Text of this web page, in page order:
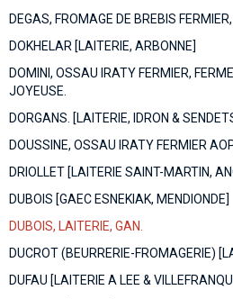
DEGAS, FROMAGE DE BREBIS
DOKHELAR [LAITERIE, ARBONNE]
DOMINI, OSSAU IRATY FERMIER,
JOYEUSE.
DORGANS. [LAITERIE, IDRON &
DOUSSINE, OSSAU IRATY FERMIER
DRIOLLET [LAITERIE SAINT-MARTIN,
DUBOIS [GAEC ESNEKIAK, MENDIONDE]
DUBOIS, LAITERIE, GAN.
DUCROT (BEURRERIE-FROMAGERIE)
DUFAU [LAITERIE A LEE &